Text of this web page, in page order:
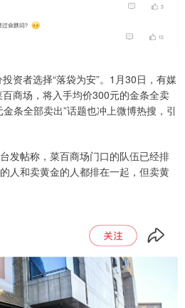
资者选择“落袋为安”。1月30日，有媒
商场，将入手均价300元的金条全卖
条全部卖出”话题也冲上微博热搜，引
发帖称，菜百商场门口的队伍已经排
人和卖黄金的人都排在一起，但卖黄